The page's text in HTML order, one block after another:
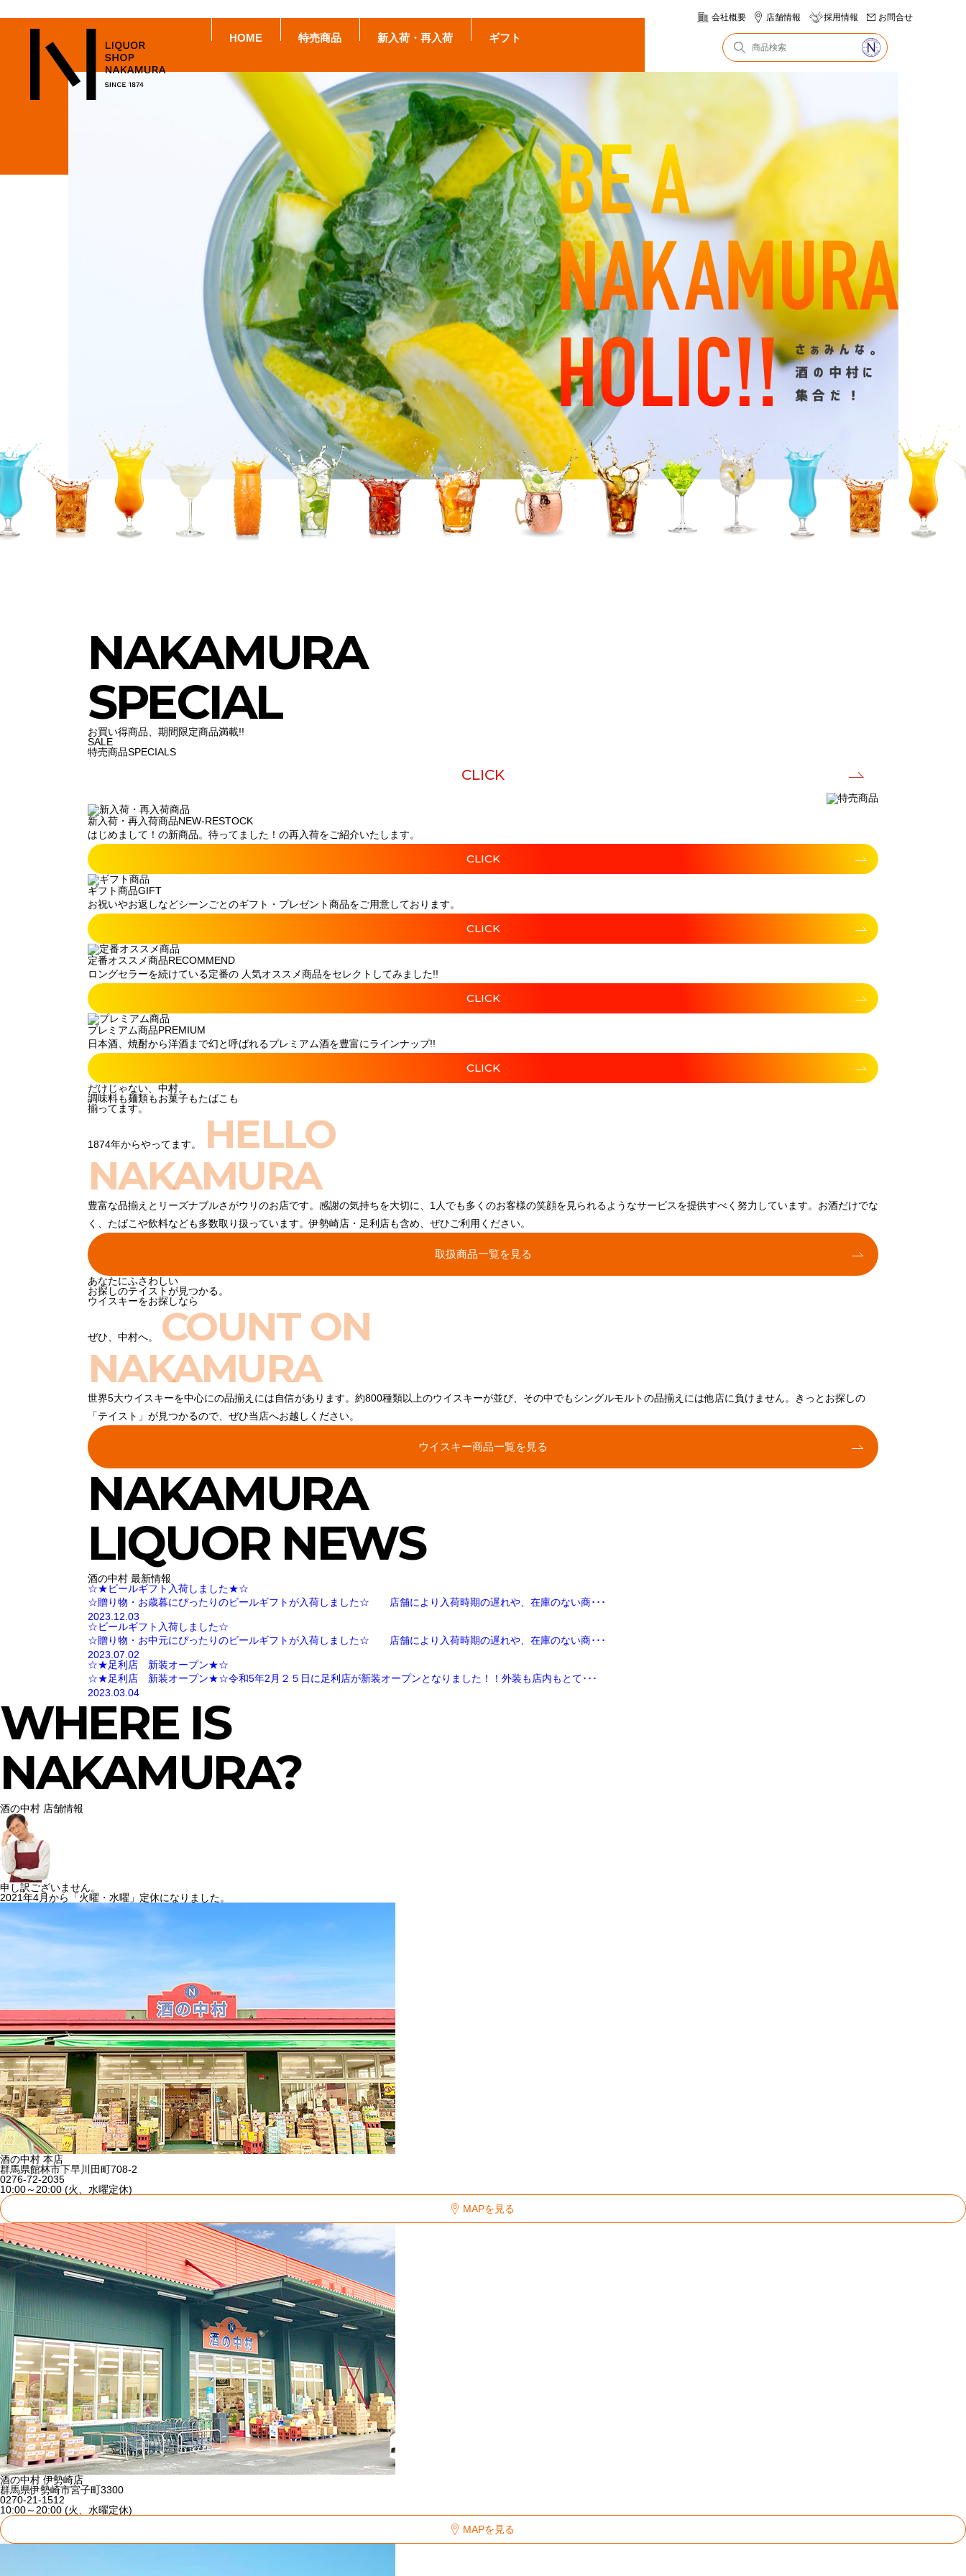
HOME 特売商品 新入荷・再入荷 ギフト
会社概要 店舗情報 採用情報 お問合せ
NAKAMURA
SPECIAL
お買い得商品、期間限定商品満載!!
SALE
特売商品SPECIALS
CLICK
新入荷・再入荷商品NEW-RESTOCK
はじめまして！の新商品。待ってました！の再入荷をご紹介いたします。
CLICK
ギフト商品GIFT
お祝いやお返しなどシーンごとのギフト・プレゼント商品をご用意しております。
CLICK
定番オススメ商品RECOMMEND
ロングセラーを続けている定番の 人気オススメ商品をセレクトしてみました!!
CLICK
プレミアム商品PREMIUM
日本酒、焼酎から洋酒まで幻と呼ばれるプレミアム酒を豊富にラインナップ!!
CLICK
だけじゃない、中村。
調味料も麺類もお菓子もたばこも
揃ってます。
1874年からやってます。
HELLO
NAKAMURA
豊富な品揃えとリーズナブルさがウリのお店です。感謝の気持ちを大切に、1人でも多くのお客様の笑顔を見られるようなサービスを提供すべく努力しています。お酒だけでな
く、たばこや飲料なども多数取り扱っています。伊勢崎店・足利店も含め、ぜひご利用ください。
取扱商品一覧を見る
あなたにふさわしい
お探しのテイストが見つかる。
ウイスキーをお探しなら
ぜひ、中村へ。
COUNT ON
NAKAMURA
世界5大ウイスキーを中心にの品揃えには自信があります。約800種類以上のウイスキーが並び、その中でもシングルモルトの品揃えには他店に負けません。きっとお探しの
「テイスト」が見つかるので、ぜひ当店へお越しください。
ウイスキー商品一覧を見る
NAKAMURA
LIQUOR NEWS
酒の中村 最新情報
☆★ビールギフト入荷しました★☆
☆贈り物・お歳暮にぴったりのビールギフトが入荷しました☆ 店舗により入荷時期の遅れや、在庫のない商･･･
2023.12.03
☆ビールギフト入荷しました☆
☆贈り物・お中元にぴったりのビールギフトが入荷しました☆ 店舗により入荷時期の遅れや、在庫のない商･･･
2023.07.02
☆★足利店 新装オープン★☆
☆★足利店 新装オープン★☆令和5年2月２５日に足利店が新装オープンとなりました！！外装も店内もとて･･･
2023.03.04
WHERE IS
NAKAMURA?
酒の中村 店舗情報
申し訳ございません。
2021年4月から「火曜・水曜」定休になりました。
酒の中村 本店
群馬県館林市下早川田町708-2
0276-72-2035
10:00～20:00 (火、水曜定休)
MAPを見る
酒の中村 伊勢崎店
群馬県伊勢崎市宮子町3300
0270-21-1512
10:00～20:00 (火、水曜定休)
MAPを見る